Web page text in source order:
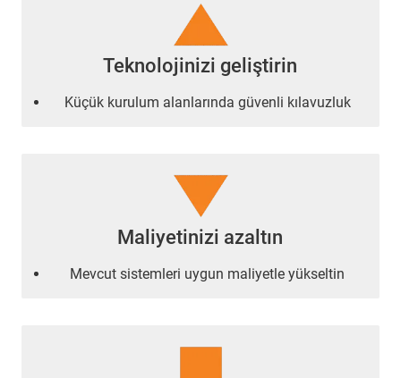
Teknolojinizi geliştirin
Küçük kurulum alanlarında güvenli kılavuzluk
Maliyetinizi azaltın
Mevcut sistemleri uygun maliyetle yükseltin